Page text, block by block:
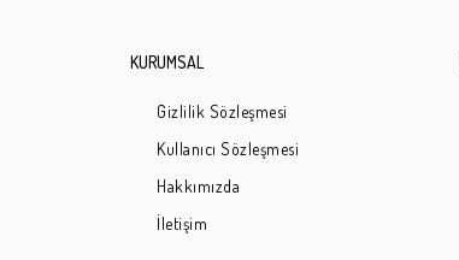
KURUMSAL
Gizlilik Sözleşmesi
Kullanıcı Sözleşmesi
Hakkımızda
İletişim